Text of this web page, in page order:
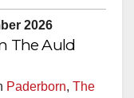
2026
The Auld
Paderborn, The